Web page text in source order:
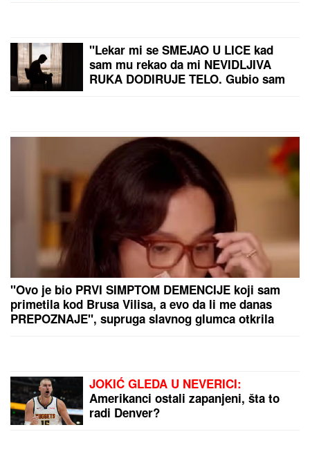
TAMARA ĐURIĆ DAJE
560.000 EVRA KAO
JEMSTVO ZA BIVŠEG
MUŽAŽeli da se brani sa
PREPORUKA ZA VAS
(FOTO) SVI GLEDAJU U SARU JO!Pevačica i
Voditeljki RTS-a TELO CELO U